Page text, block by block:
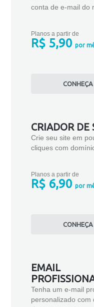
conta de e-mail do
Planos a partir de
R$ 5,90 por
CONHEÇA
CRIADOR DE
Crie seu site em
cliques com
Planos a partir de
R$ 6,90 por
CONHEÇA
EMAIL
Tenha um e-mail
personalizado com